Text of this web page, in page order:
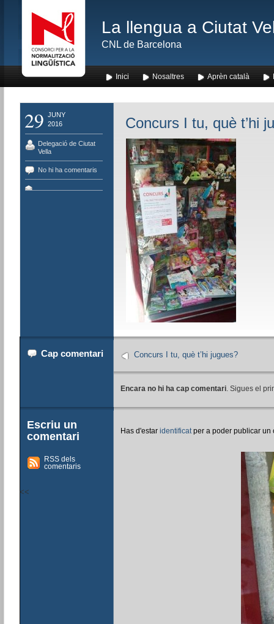
La llengua a Ciutat
CNL de Barcelona
Inici Nosaltres Aprèn català
29
JUNY
2016
Delegació de Ciutat
Vella
No hi ha comentaris
Concurs I tu, què t’hi
Cap comentari Concurs I tu, què t’hi jugues?
Encara no hi ha cap comentari. Sigues el
Escriu un
comentari
RSS dels
comentaris
Has d'estaridentificatper a poder publicar un
<<